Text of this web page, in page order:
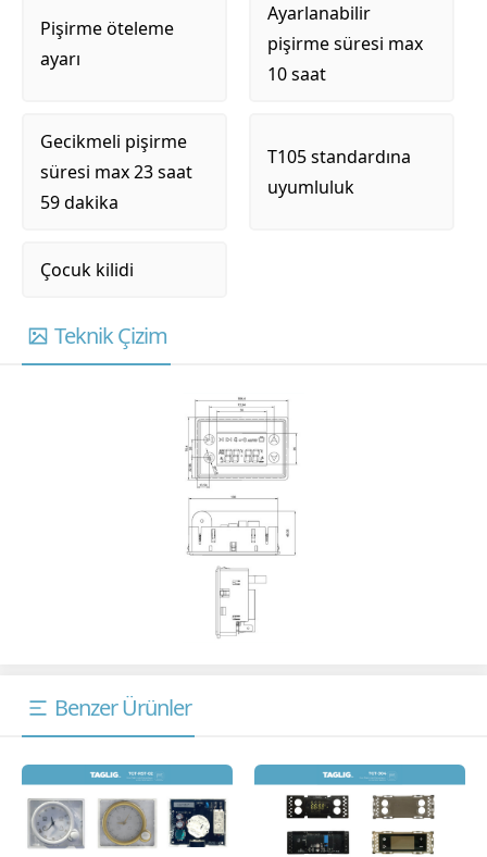
Pişirme öteleme
ayarı
Ayarlanabilir
pişirme süresi max
10 saat
Gecikmeli pişirme
süresi max 23 saat
59 dakika
T105 standardına
uyumluluk
Çocuk kilidi
Teknik Çizim
Benzer Ürünler